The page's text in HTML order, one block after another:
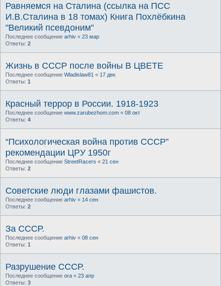
Равняемся на Сталина (ссылка на ПСС
И.В.Сталина в 18 томах) Книга Похлёбкина
"Великий псевдоним"
Последнее сообщение arhiv « 23 мар
Ответы: 2
Жизнь в СССР после войны В ЦВЕТЕ
Последнее сообщение Wladislaw81 « 17 дек
Ответы: 1
Красный террор в России. 1918-1923
Последнее сообщение www.zarubezhom.com « 08 окт
Ответы: 4
“Психологическая война против СССР”
рекомендации ЦРУ 1950г
Последнее сообщение StreetRacers « 21 сен
Ответы: 2
Советские люди глазами фашистов.
Последнее сообщение arhiv « 14 сен
Ответы: 2
За СССР.
Последнее сообщение arhiv « 08 сен
Ответы: 1
Разрушение СССР.
Последнее сообщение ora « 23 апр
Ответы: 3